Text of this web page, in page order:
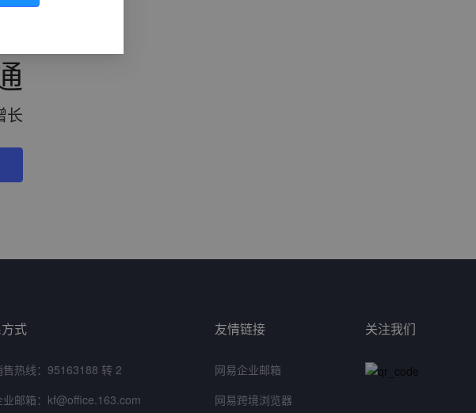
长
式
售热线：95163188 转 2
邮箱： kf@office.163.com
友情链接
网易企业邮箱
网易跨境浏览器
关注我们